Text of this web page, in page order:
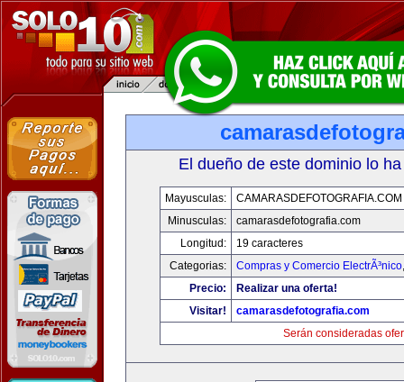
El dueño de este dominio lo
Mayusculas:
CAMARASDEFOTOGRAFIA.COM
Minusculas:
camarasdefotografia.com
Longitud:
19 caracteres
Categorias:
Compras y Comercio ElectrÃ³nico
Precio:
Realizar una oferta!
Visitar!
camarasdefotografia.com
Serán consideradas